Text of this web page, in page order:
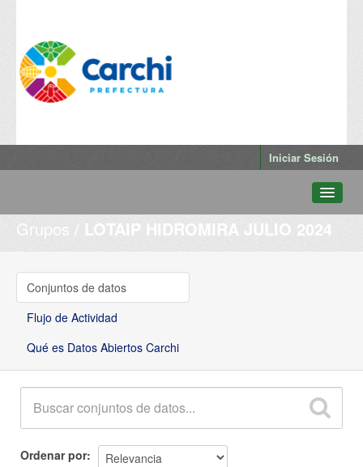
Iniciar Sesión
Conjuntos de datos
Grupos
Qué es Datos Abiertos Carchi
Grupos LOTAIP HIDROMIRA JULIO 2024
Conjuntos de datos
Flujo de Actividad
Qué es Datos Abiertos Carchi
Ordenar por